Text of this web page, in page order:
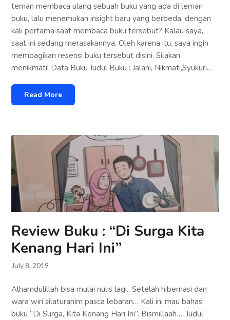
teman membaca ulang sebuah buku yang ada di lemari
buku, lalu menemukan insight baru yang berbeda, dengan
kali pertama saat membaca buku tersebut? Kalau saya,
saat ini sedang merasakannya. Oleh karena itu, saya ingin
membagikan resensi buku tersebut disini. Silakan
menikmati! Data Buku Judul Buku : Jalani, Nikmati,Syukuri…
Read More
Review Buku : “Di Surga Kita
Kenang Hari Ini”
July 8, 2019
Alhamdulillah bisa mulai nulis lagi.. Setelah hibernasi dan
wara wiri silaturahim pasca lebaran… Kali ini mau bahas
buku “Di Surga, Kita Kenang Hari Ini”. Bismillaah…. Judul